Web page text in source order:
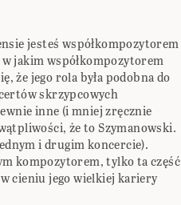
jesteś współkompozytorem
jakim współkompozytorem
że jego rola była podobna do
skrzypcowych
inne (i mniej zręcznie
że to Szymanowski.
i drugim koncercie).
kompozytorem, tylko ta część
w cieniu jego wielkiej kariery